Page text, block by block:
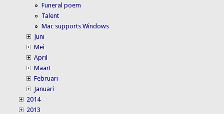
Funeral poem
Talent
Mac supports Windows
Juni
Mei
April
Maart
Februari
Januari
2014
2013